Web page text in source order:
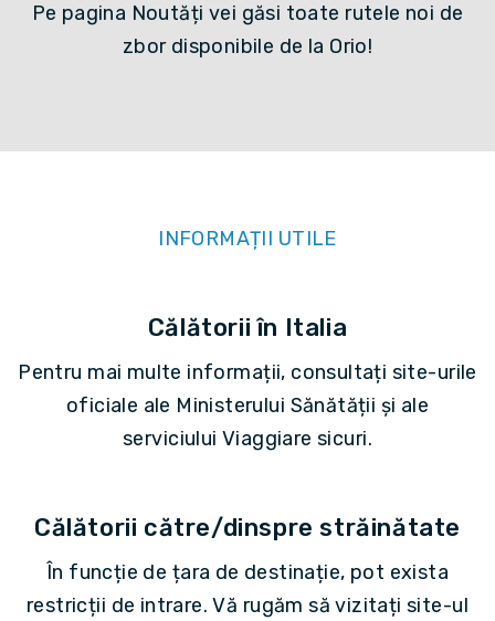
Pe pagina Noutăți vei găsi toate rutele noi de
zbor disponibile de la Orio!
INFORMAȚII UTILE
Călătorii în Italia
Pentru mai multe informații, consultați site-urile
oficiale ale Ministerului Sănătății și ale
serviciului Viaggiare sicuri.
Călătorii către/dinspre străinătate
În funcție de țara de destinație, pot exista
restricții de intrare. Vă rugăm să vizitați site-ul